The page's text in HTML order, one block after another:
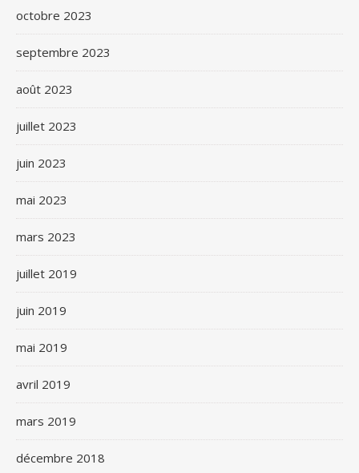
octobre 2023
septembre 2023
août 2023
juillet 2023
juin 2023
mai 2023
mars 2023
juillet 2019
juin 2019
mai 2019
avril 2019
mars 2019
décembre 2018